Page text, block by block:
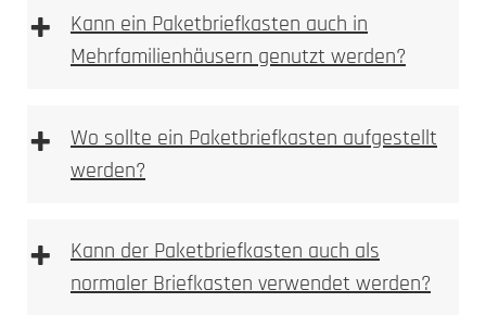
Typische Einsatzbereiche:
Vertiefung
+
Kann ein Paketbriefkasten auch in
Mehrfamilienhäusern genutzt werden?
+
Wo sollte ein Paketbriefkasten aufgestellt
werden?
+
Kann der Paketbriefkasten auch als
normaler Briefkasten verwendet werden?